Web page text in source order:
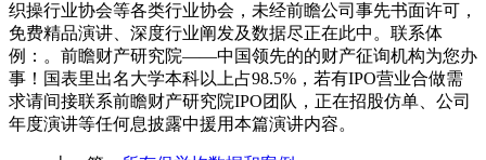
织操行业协会等各类行业协会，未经前瞻公司事先书面许可，
免费精品演讲、深度行业阐发及数据尽正在此中。联系体
例：。前瞻财产研究院——中国领先的的财产征询机构为您办
事！国表里出名大学本科以上占98.5%，若有IPO营业合做需
求请间接联系前瞻财产研究院IPO团队，正在招股仿单、公司
年度演讲等任何息披露中援用本篇演讲内容。